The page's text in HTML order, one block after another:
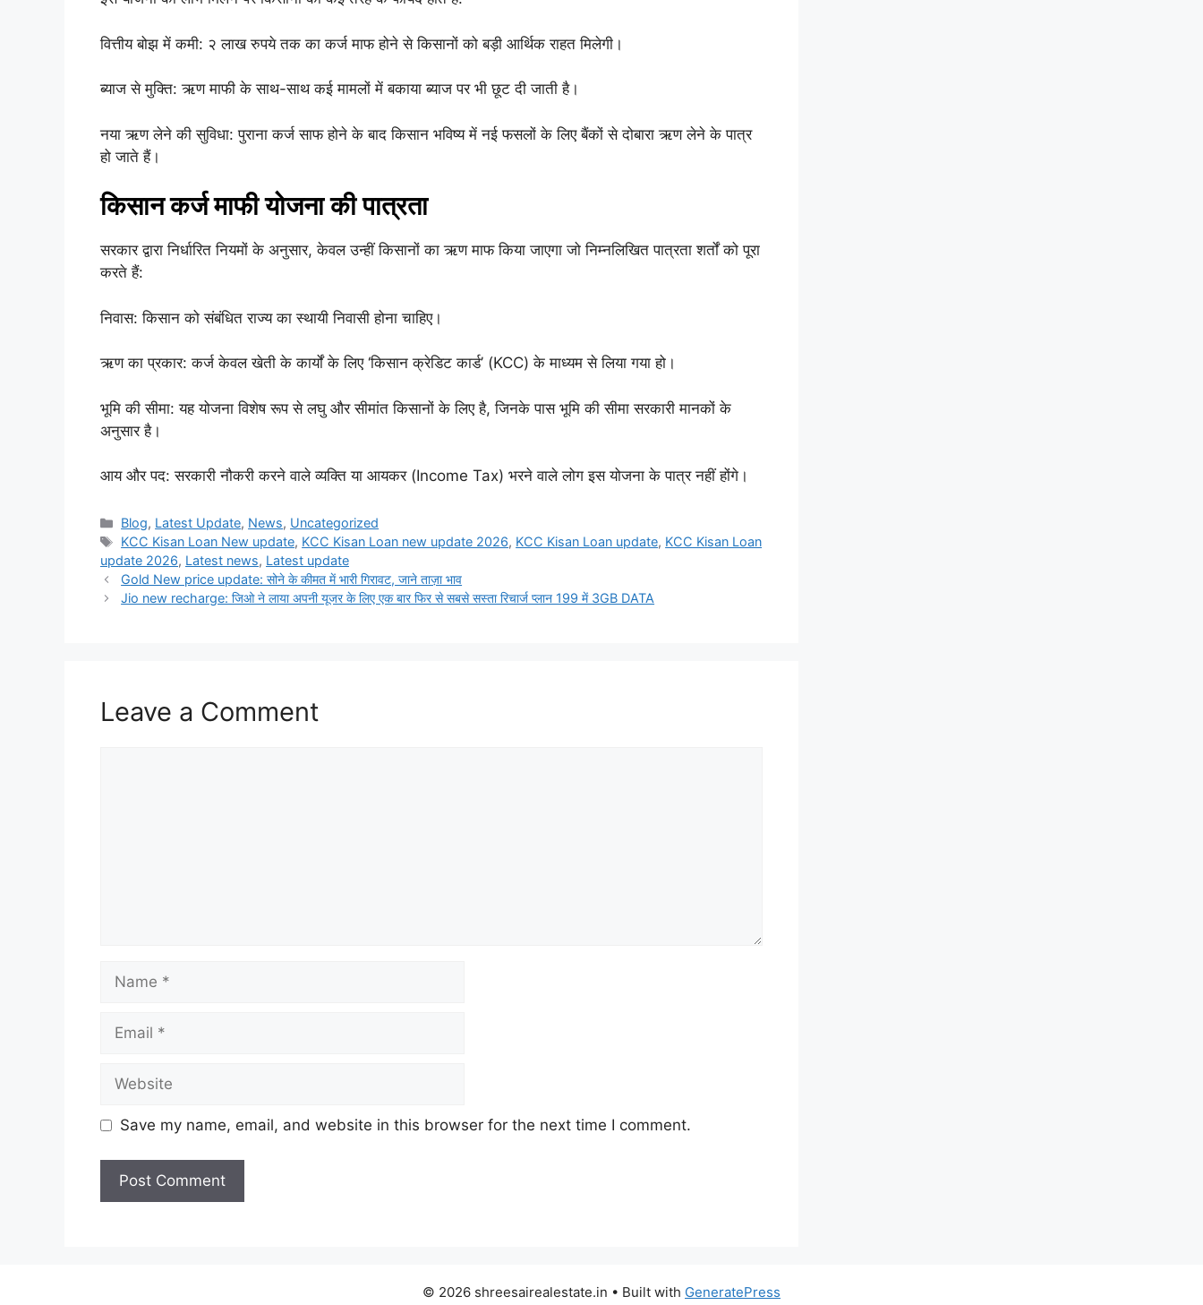
वित्तीय बोझ में कमी: २ लाख रुपये तक का कर्ज माफ होने से किसानों को बड़ी आर्थिक राहत मिलेगी।
ब्याज से मुक्ति: ऋण माफी के साथ-साथ कई मामलों में बकाया ब्याज पर भी छूट दी जाती है।
नया ऋण लेने की सुविधा: पुराना कर्ज साफ होने के बाद किसान भविष्य में नई फसलों के लिए बैंकों से दोबारा ऋण लेने के पात्र
हो जाते हैं।
किसान कर्ज माफी योजना की पात्रता
सरकार द्वारा निर्धारित नियमों के अनुसार, केवल उन्हीं किसानों का ऋण माफ किया जाएगा जो निम्नलिखित पात्रता शर्तों को पूरा
करते हैं:
निवास: किसान को संबंधित राज्य का स्थायी निवासी होना चाहिए।
ऋण का प्रकार: कर्ज केवल खेती के कार्यों के लिए ‘किसान क्रेडिट कार्ड’ (KCC) के माध्यम से लिया गया हो।
भूमि की सीमा: यह योजना विशेष रूप से लघु और सीमांत किसानों के लिए है, जिनके पास भूमि की सीमा सरकारी मानकों के
अनुसार है।
आय और पद: सरकारी नौकरी करने वाले व्यक्ति या आयकर (Income Tax) भरने वाले लोग इस योजना के पात्र नहीं होंगे।
Categories
Blog, Latest Update, News, Uncategorized
Tags
KCC Kisan Loan New update, KCC Kisan Loan new update 2026, KCC Kisan Loan update, KCC Kisan Loan
update 2026, Latest news, Latest update
Gold New price update: सोने के कीमत में भारी गिरावट, जाने ताज़ा भाव
Jio new recharge: जिओ ने लाया अपनी यूजर के लिए एक बार फिर से सबसे सस्ता रिचार्ज प्लान 199 में 3GB DATA
Leave a Comment
Name
Email
Website
Save my name, email, and website in this browser for the next time I comment.
© 2026 shreesairealestate.in • Built with GeneratePress